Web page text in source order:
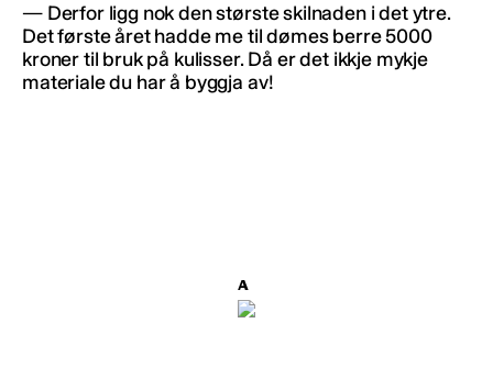
— Derfor ligg nok den største skilnaden i det ytre.
Det første året hadde me til dømes berre 5000
kroner til bruk på kulisser. Då er det ikkje mykje
materiale du har å byggja av!